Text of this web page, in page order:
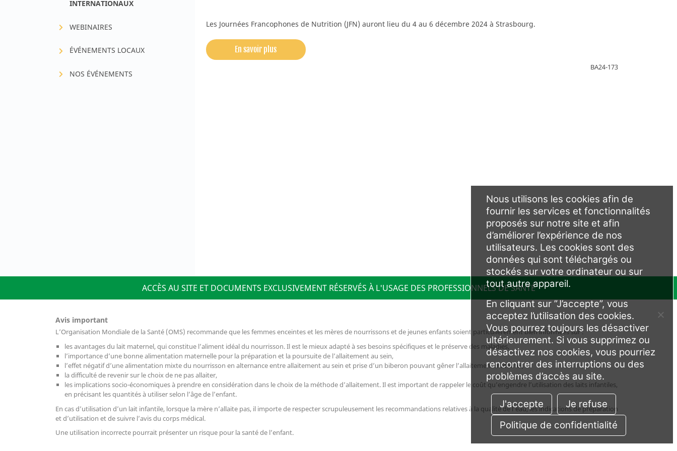
Fer & santé infantile
Croissance & métabolisme
INTERNATIONAUX
WEBINAIRES
ÉVÉNEMENTS LOCAUX
NOS ÉVÉNEMENTS
Les Journées Francophones de Nutrition (JFN) auront lieu du 4 au 6 décembre 2024 à Strasbourg.
En savoir plus
BA24-173
ACCÈS AU SITE ET DOCUMENTS EXCLUSIVEMENT RÉSERVÉS À L'USAGE DES PROFESSIONNELS DE SANTÉ
Avis important
L’Organisation Mondiale de la Santé (OMS) recommande que les femmes enceintes et les mères de nourrissons et de jeunes enfants soient particulièrement bien informées sur :
les avantages du lait maternel, qui constitue l’aliment idéal du nourrisson. Il est le mieux adapté à ses besoins spécifiques et le préserve des maladies,
l’importance d’une bonne alimentation maternelle pour la préparation et la poursuite de l’allaitement au sein,
l’effet négatif d’une alimentation mixte du nourrisson en alternance entre allaitement au sein et prise d’un biberon pouvant gêner l’allaitement maternel,
la difficulté de revenir sur le choix de ne pas allaiter,
les implications socio-économiques à prendre en considération dans le choix de la méthode d’allaitement. Il est important de rappeler le coût qu’engendre l’utilisation des laits infantiles,
en précisant les quantités à utiliser selon l’âge de l’enfant.
En cas d’utilisation d’un lait infantile, lorsque la mère n’allaite pas, il importe de respecter scrupuleusement les recommandations relatives à la qualité de l’eau, les indications de préparation
et d’utilisation et de suivre l’avis du corps médical.
Une utilisation incorrecte pourrait présenter un risque pour la santé de l’enfant.
Nous utilisons les cookies afin de
fournir les services et fonctionnalités
proposés sur notre site et afin
d’améliorer l’expérience de nos
utilisateurs. Les cookies sont des
données qui sont téléchargés ou
stockés sur votre ordinateur ou sur
tout autre appareil.
En cliquant sur ”J’accepte”, vous
acceptez l’utilisation des cookies.
Vous pourrez toujours les désactiver
ultérieurement. Si vous supprimez ou
désactivez nos cookies, vous pourriez
rencontrer des interruptions ou des
problèmes d’accès au site.
J'accepte
Je refuse
Politique de confidentialité